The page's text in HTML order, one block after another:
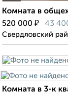
Комната в
520 000 ₽ 43
Свердловский
Комната в 3-к